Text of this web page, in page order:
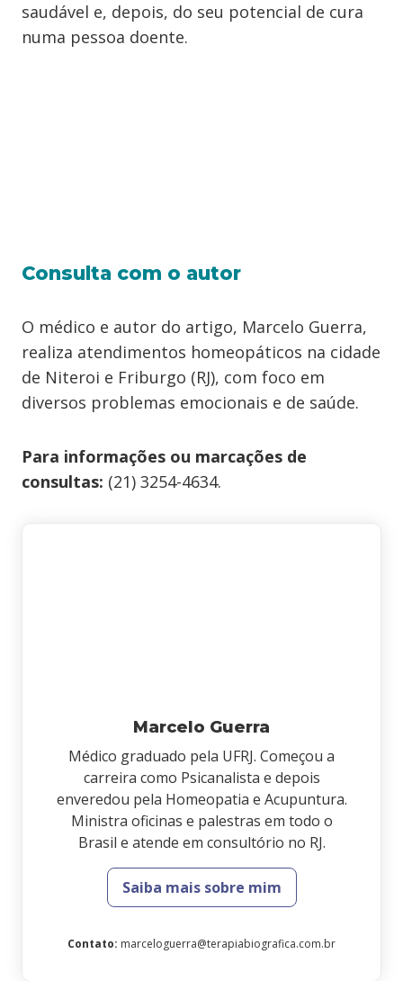
saudável e, depois, do seu potencial de cura
numa pessoa doente.
Consulta com o autor
O médico e autor do artigo, Marcelo Guerra,
realiza atendimentos homeopáticos na cidade
de Niteroi e Friburgo (RJ), com foco em
diversos problemas emocionais e de saúde.
Para informações ou marcações de
consultas: (21) 3254-4634.
Marcelo Guerra
Médico graduado pela UFRJ. Começou a
carreira como Psicanalista e depois
enveredou pela Homeopatia e Acupuntura.
Ministra oficinas e palestras em todo o
Brasil e atende em consultório no RJ.
Saiba mais sobre mim
Contato: marceloguerra@terapiabiografica.com.br